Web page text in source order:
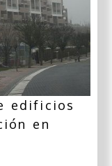
edificios
en